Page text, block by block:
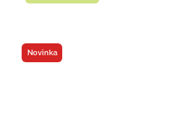
Novinka